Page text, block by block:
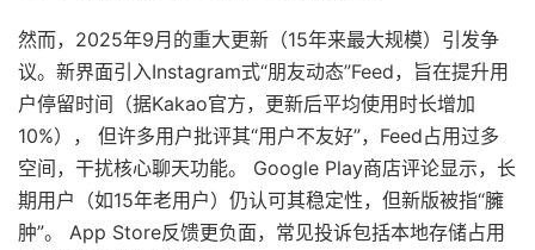
然而，2025年9月的重大更新（15年来最大规模）引发争
议。新界面引入Instagram式“朋友动态”Feed，旨在提升用
户停留时间（据Kakao官方，更新后平均使用时长增加
10%）， 但许多用户批评其“用户不友好”，Feed占用过多
空间，干扰核心聊天功能。 Google Play商店评论显示，长
期用户（如15年老用户）仍认可其稳定性，但新版被指“臃
肿”。 App Store反馈更负面，常见投诉包括本地存储占用